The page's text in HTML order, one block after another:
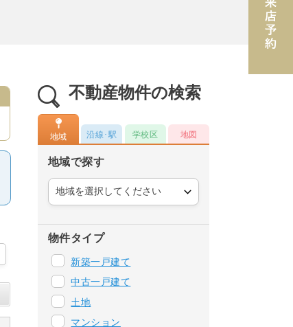
不動産物件の検索
地域 沿線･駅 学校区 地図
地域で探す
物件タイプ
新築一戸建て
中古一戸建て
土地
マンション